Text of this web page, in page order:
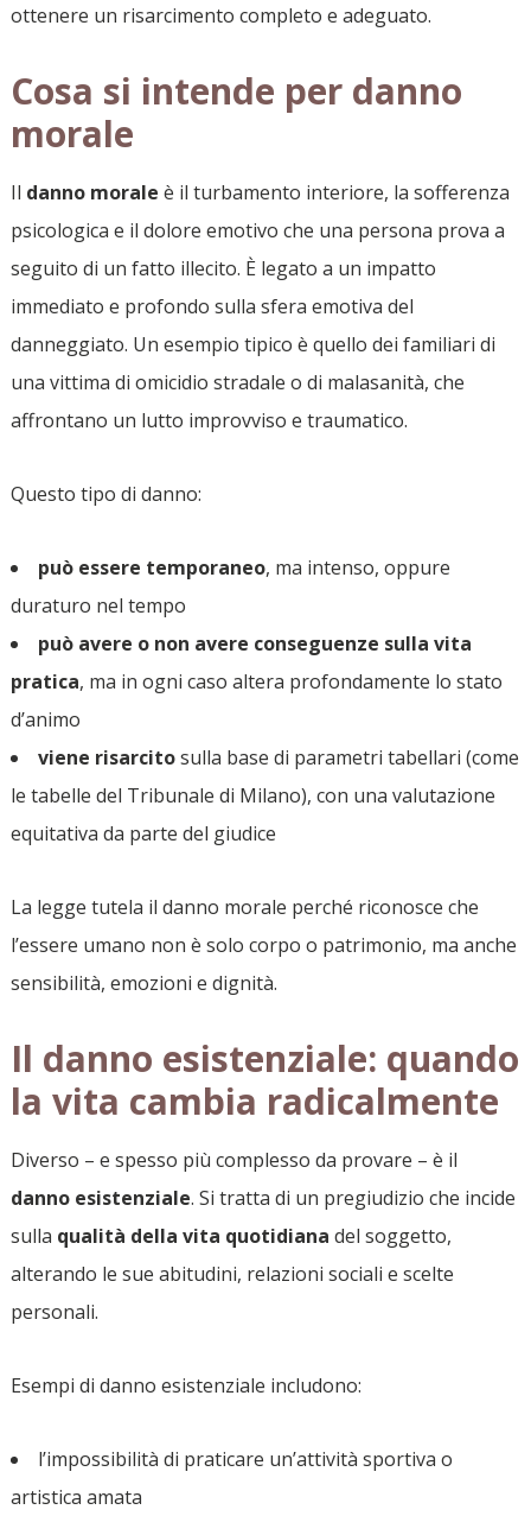
ottenere un risarcimento completo e adeguato.
Cosa si intende per danno
morale
Il danno morale è il turbamento interiore, la sofferenza
psicologica e il dolore emotivo che una persona prova a
seguito di un fatto illecito. È legato a un impatto
immediato e profondo sulla sfera emotiva del
danneggiato. Un esempio tipico è quello dei familiari di
una vittima di omicidio stradale o di malasanità, che
affrontano un lutto improvviso e traumatico.
Questo tipo di danno:
può essere temporaneo, ma intenso, oppure
duraturo nel tempo
può avere o non avere conseguenze sulla vita
pratica, ma in ogni caso altera profondamente lo stato
d’animo
viene risarcitosulla base di parametri tabellari (come
le tabelle del Tribunale di Milano), con una valutazione
equitativa da parte del giudice
La legge tutela il danno morale perché riconosce che
l’essere umano non è solo corpo o patrimonio, ma anche
sensibilità, emozioni e dignità.
Il danno esistenziale: quando
la vita cambia radicalmente
Diverso – e spesso più complesso da provare – è il
danno esistenziale. Si tratta di un pregiudizio che incide
sulla qualità della vita quotidiana del soggetto,
alterando le sue abitudini, relazioni sociali e scelte
personali.
Esempi di danno esistenziale includono:
l’impossibilità di praticare un’attività sportiva o
artistica amata